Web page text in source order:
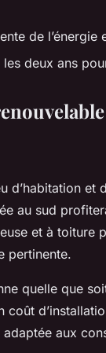
de l’énergie
deux ans
d’habitation et
au sud
et à toiture
pertinente.
quelle que
coût
aux